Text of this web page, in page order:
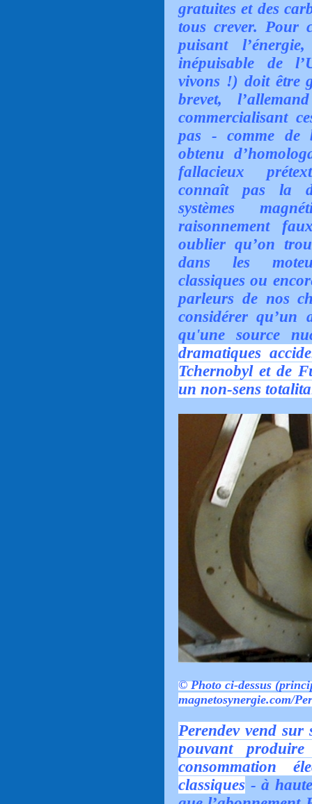
gratuites et des
tous crever. Pour
puisant
inépuisable de
vivons !) doit être
brevet,
commercialisant
pas - comme de
obtenu
fallacieux
connaît pas la
systèmes
raisonnement
oublier qu’on
dans les
classiques ou
parleurs de nos
considérer qu’un
qu'une source
dramatiques
Tchernobyl et de
un non-sens
© Photo ci-dessus
magnetosynergie.com/
Perendev vend sur
pouvant
consommation
classiques - à